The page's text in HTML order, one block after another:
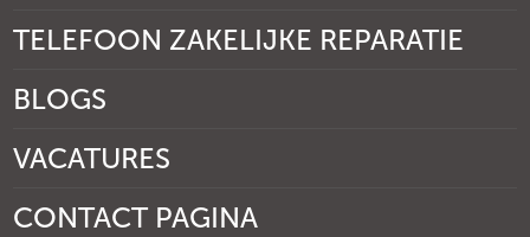
TELEFOON ZAKELIJKE REPARATIE
BLOGS
VACATURES
CONTACT PAGINA